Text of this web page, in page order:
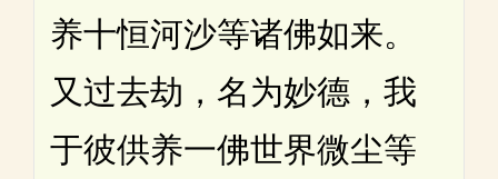
养十恒河沙等诸佛如来。
又过去劫，名为妙德，我
于彼供养一佛世界微尘等